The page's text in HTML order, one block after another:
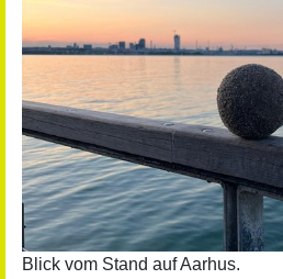
Blick vom Stand auf Aarhus.